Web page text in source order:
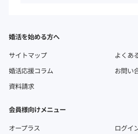
婚活を始める方へ
サイトマップ
よくあ
婚活応援コラム
お問い
資料請求
会員様向けメニュー
オープラス
ログイ